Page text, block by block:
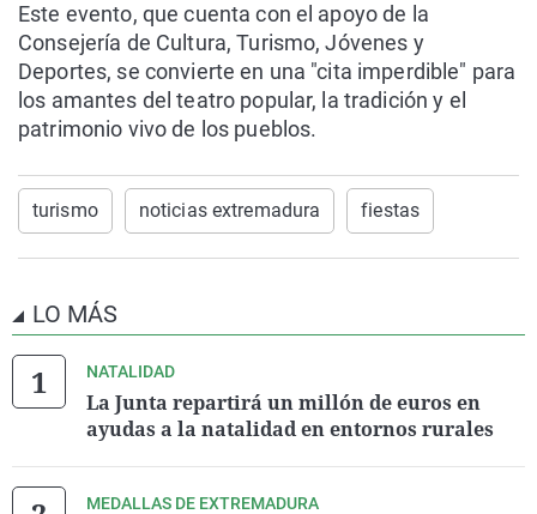
Este evento, que cuenta con el apoyo de la
Consejería de Cultura, Turismo, Jóvenes y
Deportes, se convierte en una "cita imperdible" para
los amantes del teatro popular, la tradición y el
patrimonio vivo de los pueblos.
turismo noticias extremadura fiestas
LO MÁS
NATALIDAD
La Junta repartirá un millón de euros en
ayudas a la natalidad en entornos rurales
MEDALLAS DE EXTREMADURA